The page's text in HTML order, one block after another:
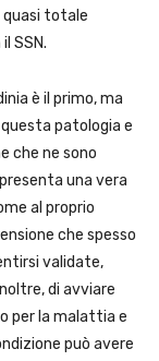
quasi totale
SSN.
è il primo, ma
patologia e
che ne sono
una vera
al proprio
che spesso
validate,
di avviare
per la malattia e
può avere